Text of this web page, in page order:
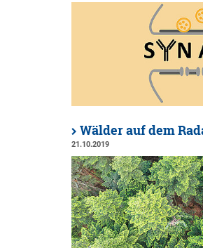
Wälder auf dem
21.10.2019